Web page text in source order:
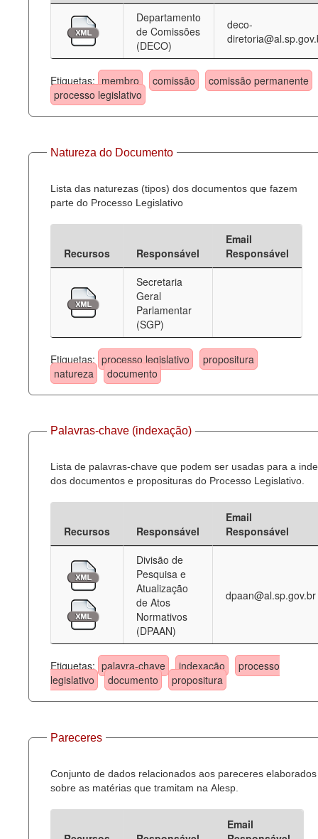
Departamento
de Comissões
(DECO)
deco-
Etiquetas: membro comissão
comissão permanente
processo legislativo
Natureza do Documento
Lista das naturezas (tipos) dos documentos que fazem
parte do Processo Legislativo
Recursos Responsável
Email
Responsável
Secretaria
Geral
Parlamentar
(SGP)
Etiquetas: processo legislativo
propositura
natureza
documento
Palavras-chave (indexação)
Lista de palavras-chave que podem ser usadas para a
dos documentos e proposituras do Processo Legislativo.
Recursos Responsável
Email
Responsável
Divisão de
Pesquisa e
Atualização
de Atos
Normativos
(DPAAN)
dpaan@al.sp.gov.br
Etiquetas: palavra-chave indexação
processo
legislativo
documento propositura
Pareceres
Conjunto de dados relacionados aos pareceres elaborados
sobre as matérias que tramitam na Alesp.
Email